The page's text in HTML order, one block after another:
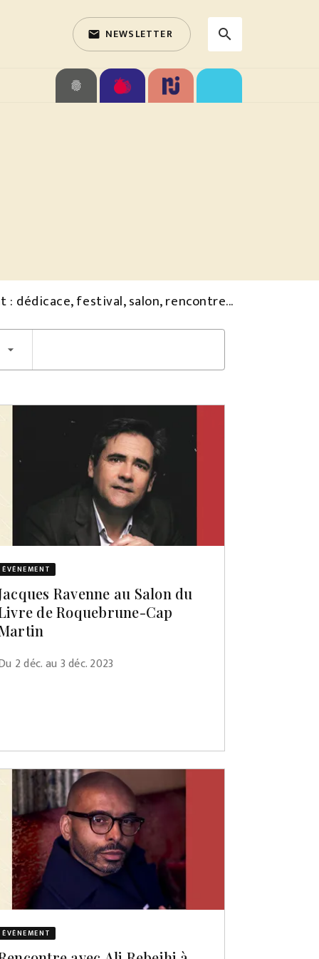
email NEWSLETTER search
fingerprint
search
dédicace, festival, salon, rencontre...
arrow_drop_down
ÉVÈNEMENT
Ravenne au Salon du
de Roquebrune-Cap
2 déc. au 3 déc. 2023
ÉVÈNEMENT